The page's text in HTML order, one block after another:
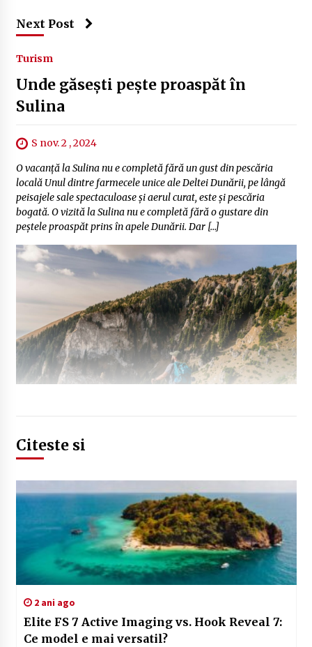
Next Post
Turism
Unde găsești pește proaspăt în
Sulina
S nov. 2 , 2024
O vacanță la Sulina nu e completă fără un gust din pescăria
locală Unul dintre farmecele unice ale Deltei Dunării, pe lângă
peisajele sale spectaculoase și aerul curat, este și pescăria
bogată. O vizită la Sulina nu e completă fără o gustare din
peștele proaspăt prins în apele Dunării. Dar […]
Citeste si
2 ani ago
Elite FS 7 Active Imaging vs. Hook Reveal 7:
Ce model e mai versatil?